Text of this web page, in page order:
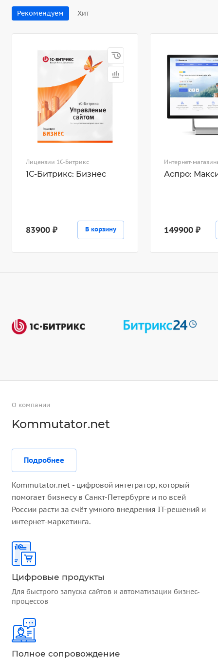
Рекомендуем Хит
Лицензии 1С-Битрикс
1С-Битрикс: Бизнес
83900 ₽ В корзину
Интернет-
Аспро:
149900 ₽
О компании
Kommutator.net
Подробнее
Kommutator.net - цифровой интегратор, который
помогает бизнесу в Санкт-Петербурге и по всей
России расти за счёт умного внедрения IT-решений и
интернет-маркетинга.
Цифровые продукты
Для быстрого запуска сайтов и автоматизации бизнес-
процессов
Полное сопровождение